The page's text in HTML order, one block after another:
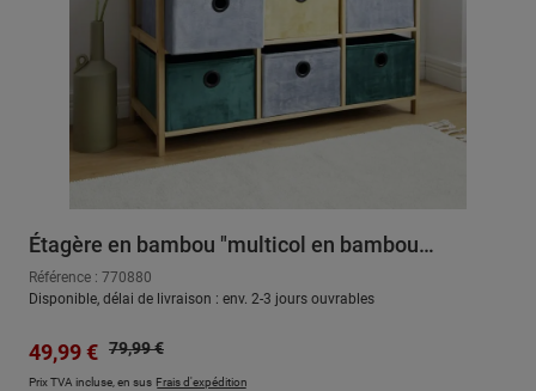
Étagère en bambou "multicol en bambou
"multicolor"
Référence : 770880
Disponible, délai de livraison : env. 2-3 jours ouvrables
Prix de vente :
49,99 € Prix régulier :
79,99 €
Prix TVA incluse, en sus Frais d'expédition